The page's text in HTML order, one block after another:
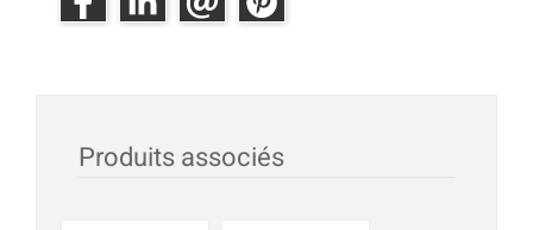
Produits associés